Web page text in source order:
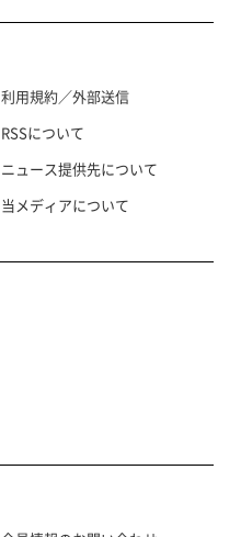
利用規約／外部送信
RSSについて
ニュース提供先について
当メディアについて